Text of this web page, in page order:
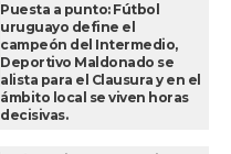
Puesta a punto: Fútbol
uruguayo define el
campeón del Intermedio,
Deportivo Maldonado se
alista para el Clausura y en el
ámbito local se viven horas
decisivas.